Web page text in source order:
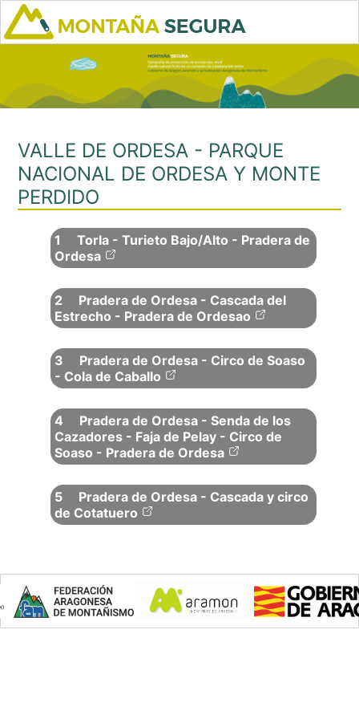
VALLE DE ORDESA - PARQUE
NACIONAL DE ORDESA Y MONTE
PERDIDO
1
Torla - Turieto Bajo/Alto - Pradera de
Ordesa
2
Pradera de Ordesa - Cascada del
Estrecho - Pradera de Ordesao
3
Pradera de Ordesa - Circo de Soaso
- Cola de Caballo
4
Pradera de Ordesa - Senda de los
Cazadores - Faja de Pelay - Circo de
Soaso - Pradera de Ordesa
5
Pradera de Ordesa - Cascada y circo
de Cotatuero